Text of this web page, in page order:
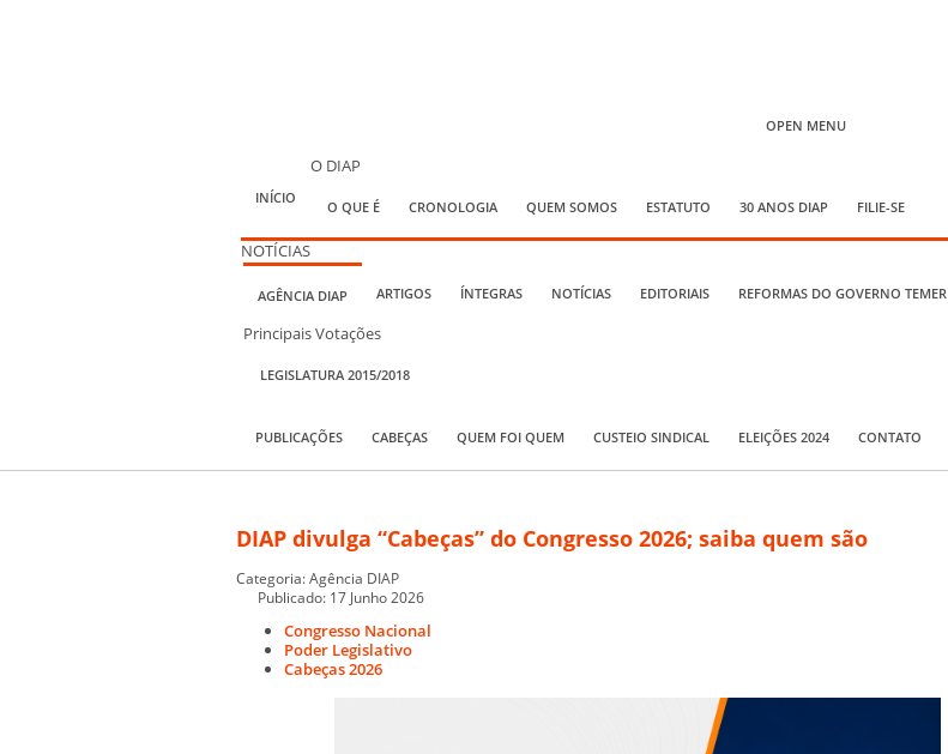
OPEN MENU
INÍCIO
O DIAP
O QUE É CRONOLOGIA QUEM SOMOS ESTATUTO 30 ANOS DIAP FILIE-SE
NOTÍCIAS
AGÊNCIA DIAP ARTIGOS ÍNTEGRAS NOTÍCIAS EDITORIAIS REFORMAS DO GOVERNO TEMER
Principais Votações
LEGISLATURA 2015/2018
PUBLICAÇÕES CABEÇAS QUEM FOI QUEM CUSTEIO SINDICAL ELEIÇÕES 2024 CONTATO
DIAP divulga “Cabeças” do Congresso 2026; saiba quem são
Categoria:Agência DIAP
Publicado: 17 Junho 2026
Congresso Nacional
Poder Legislativo
Cabeças 2026